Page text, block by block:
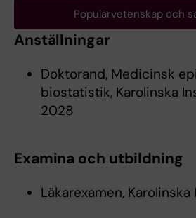
Populärvetenskap och
Anställningar
Doktorand, Medicinsk
biostatistik, Karolinska
2028
Examina och utbildning
Läkarexamen,